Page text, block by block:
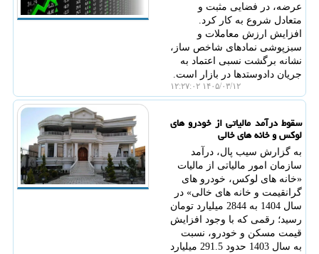
عرضه، در فضایی مثبت و
متعادل شروع به کار کرد.
افزایش ارزش معاملات و
سبزپوشی نمادهای شاخص ساز،
نشانه برگشت نسبی اعتماد به
جریان دادوستدها در بازار است.
۱۴۰۵/۰۳/۱۲ ۱۲:۲۷:۰۲
سقوط درآمد مالیاتی از خودرو های
لوکس و خانه های خالی
به گزارش سیب پال، درآمد
سازمان امور مالیاتی از مالیات
«خانه های لوکس، خودرو های
گرانقیمت و خانه های خالی» در
سال 1404 به 2844 میلیارد تومان
رسید؛ رقمی که با وجود افزایش
قیمت مسکن و خودرو، نسبت
به سال 1403 حدود 291.5 میلیارد